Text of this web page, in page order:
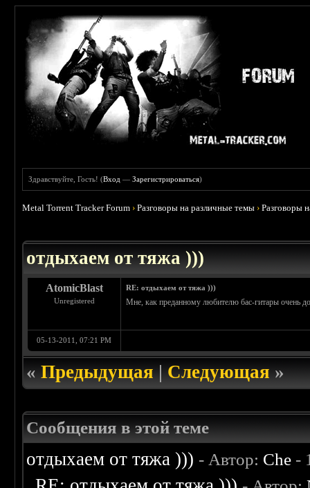
Здравствуйте, Гость! (Вход —Зарегистрироваться)
Metal Torrent Tracker Forum ›Разговоры на различные темы ›Разговоры
отдыхаем от тяжа )))
AtomicBlast
Unregistered
RE: отдыхаем от тяжа )))
Мне, как преданному любителю бас-гитары очень
05-13-2011, 07:21 PM
«Предыдущая|Следующая»
Сообщения в этой теме
отдыхаем от тяжа ))) - Автор: Che -